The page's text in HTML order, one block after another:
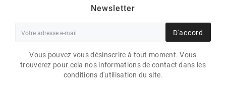
Newsletter
D'accord
Vous pouvez vous désinscrire à tout moment. Vous
trouverez pour cela nos informations de contact dans les
conditions d'utilisation du site.